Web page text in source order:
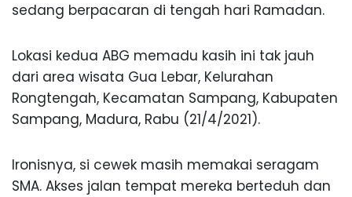
sedang berpacaran di tengah hari Ramadan.
Lokasi kedua ABG memadu kasih ini tak jauh
dari area wisata Gua Lebar, Kelurahan
Rongtengah, Kecamatan Sampang, Kabupaten
Sampang, Madura, Rabu (21/4/2021).
Ironisnya, si cewek masih memakai seragam
SMA. Akses jalan tempat mereka berteduh dan